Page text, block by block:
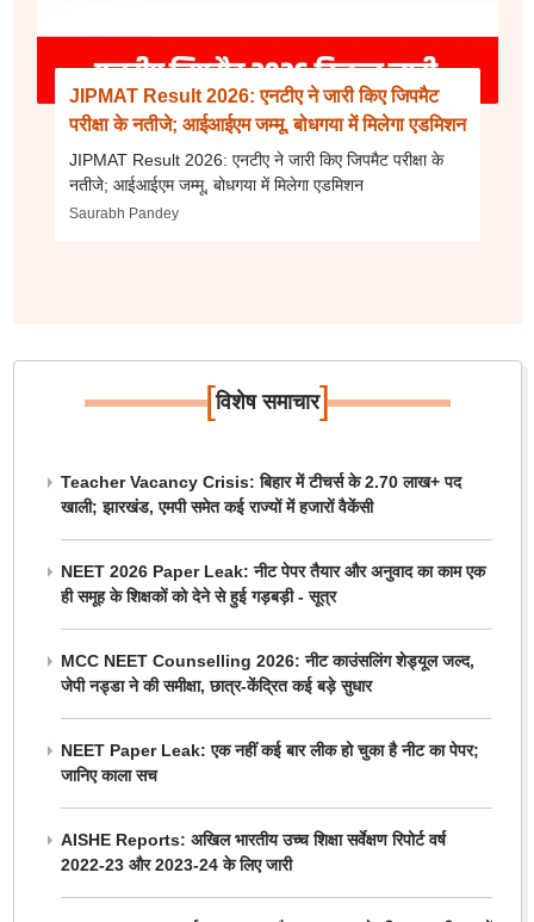
JIPMAT Result 2026: एनटीए ने जारी किए जिपमैट
परीक्षा के नतीजे; आईआईएम जम्मू, बोधगया में मिलेगा एडमिशन
JIPMAT Result 2026: एनटीए ने जारी किए जिपमैट परीक्षा के
नतीजे; आईआईएम जम्मू, बोधगया में मिलेगा एडमिशन
Saurabh Pandey
[विशेष समाचार]
Teacher Vacancy Crisis: बिहार में टीचर्स के 2.70 लाख+ पद
खाली; झारखंड, एमपी समेत कई राज्यों में हजारों वैकेंसी
NEET 2026 Paper Leak: नीट पेपर तैयार और अनुवाद का काम एक
ही समूह के शिक्षकों को देने से हुई गड़बड़ी - सूत्र
MCC NEET Counselling 2026: नीट काउंसलिंग शेड्यूल जल्द,
जेपी नड्डा ने की समीक्षा, छात्र-केंद्रित कई बड़े सुधार
NEET Paper Leak: एक नहीं कई बार लीक हो चुका है नीट का पेपर;
जानिए काला सच
AISHE Reports: अखिल भारतीय उच्च शिक्षा सर्वेक्षण रिपोर्ट वर्ष
2022-23 और 2023-24 के लिए जारी